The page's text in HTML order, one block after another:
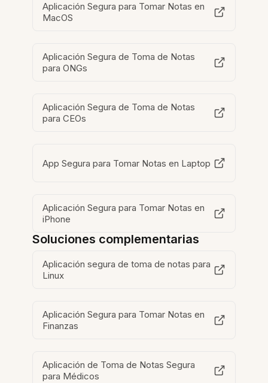
Aplicación Segura para Tomar Notas en
MacOS
Aplicación Segura de Toma de Notas
para ONGs
Aplicación Segura de Toma de Notas
para CEOs
App Segura para Tomar Notas en Laptop
Aplicación Segura para Tomar Notas en
iPhone
Soluciones complementarias
Aplicación segura de toma de notas para
Linux
Aplicación Segura para Tomar Notas en
Finanzas
Aplicación de Toma de Notas Segura
para Médicos